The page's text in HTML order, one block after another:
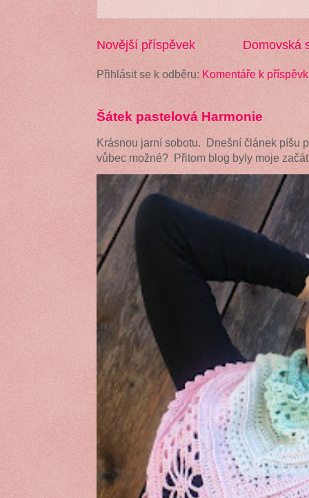
Novější příspěvek Domovská
Přihlásit se k odběru: Komentáře k
Šátek pastelová Harmonie
Krásnou jarní sobotu. Dnešní článek píšu
vůbec možné? Přitom blog byly moje